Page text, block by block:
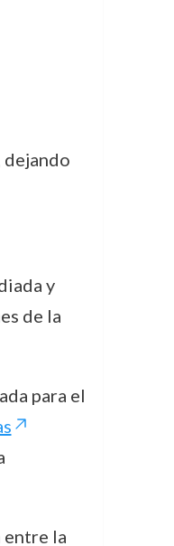
dejando
y
de la
para el
entre la